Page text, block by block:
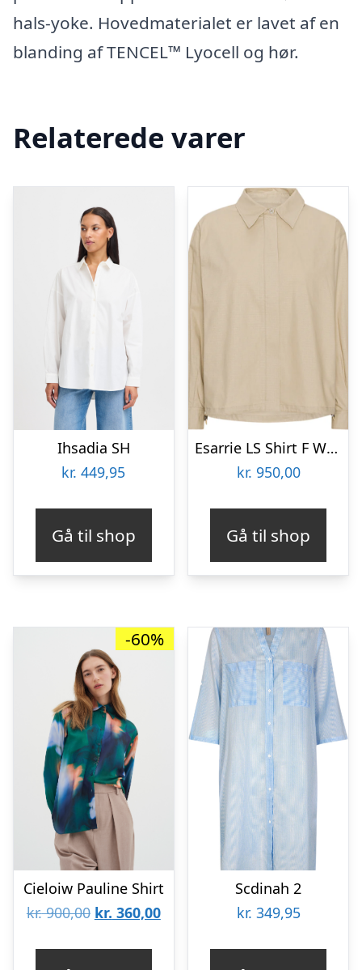
hals-yoke. Hovedmaterialet er lavet af en
blanding af TENCEL™ Lyocell og hør.
Relaterede varer
Ihsadia SH
kr. 449,95
Gå til shop
Esarrie LS Shirt F Windy Sand Dunes, Size M
kr. 950,00
Gå til shop
-60%
Cieloiw Pauline Shirt
kr.900,00 Den
kr. 360,00Den
Scdinah 2
kr. 349,95